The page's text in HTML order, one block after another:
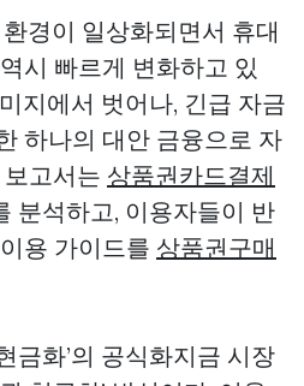
경이 일상화되면서 휴대
시 빠르게 변화하고 있
지에서 벗어나, 긴급 자금
하나의 대안 금융으로 자
고서는 상품권카드결제
분석하고, 이용자들이 반
용 가이드를 상품권구매
금화’의 공식화지금 시장